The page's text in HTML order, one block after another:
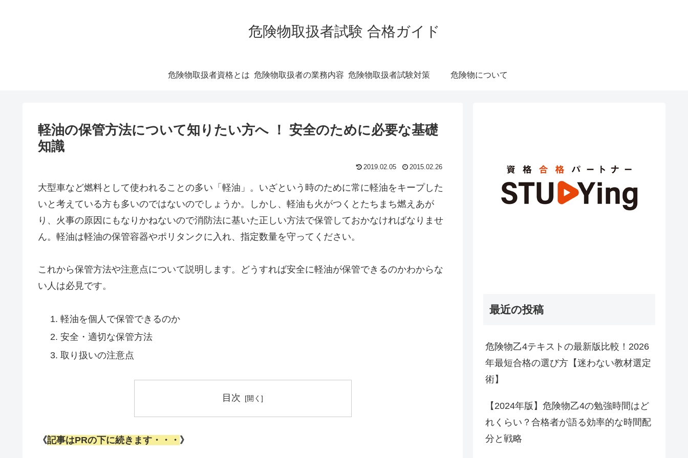
危険物取扱者試験 合格ガイド
危険物取扱者資格とは 危険物取扱者の業務内容 危険物取扱者試験対策 危険物について
軽油の保管方法について知りたい方へ ！ 安全のために必要な基礎
知識
2019.02.05 2015.02.26
大型車など燃料として使われることの多い「軽油」。いざという時のために常に軽油をキープした
いと考えている方も多いのではないのでしょうか。しかし、軽油も火がつくとたちまち燃えあが
り、火事の原因にもなりかねないので消防法に基いた正しい方法で保管しておかなければなりませ
ん。軽油は軽油の保管容器やポリタンクに入れ、指定数量を守ってください。
これから保管方法や注意点について説明します。どうすれば安全に軽油が保管できるのかわからな
い人は必見です。
軽油を個人で保管できるのか
安全・適切な保管方法
取り扱いの注意点
目次
《記事はPRの下に続きます・・・ 》
最近の投稿
危険物乙4テキストの最新版比較！2026
年最短合格の選び方【迷わない教材選定
術】
【2024年版】危険物乙4の勉強時間はど
れくらい？合格者が語る効率的な時間配
分と戦略